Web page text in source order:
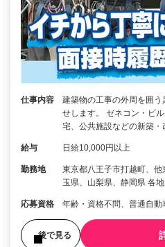
仕事内容
建築物の工事の外周を囲
せします。 ゼネコン・ビ
宅、公共施設などの新築
給与 日給10,000円以上
勤務地
東京都八王子市打越町、
玉県、山梨県、静岡県 各地
応募資格 年齢・資格不問、普通自
後で見る